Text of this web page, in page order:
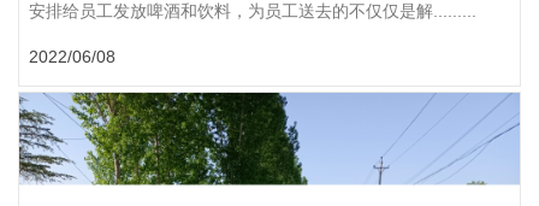
安排给员工发放啤酒和饮料，为员工送去的不仅仅是解.........
2022/06/08